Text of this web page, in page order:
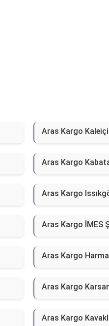
Aras Kargo
Aras Kargo
Aras Kargo
Aras Kargo İMES
Aras Kargo
Aras Kargo
Aras Kargo